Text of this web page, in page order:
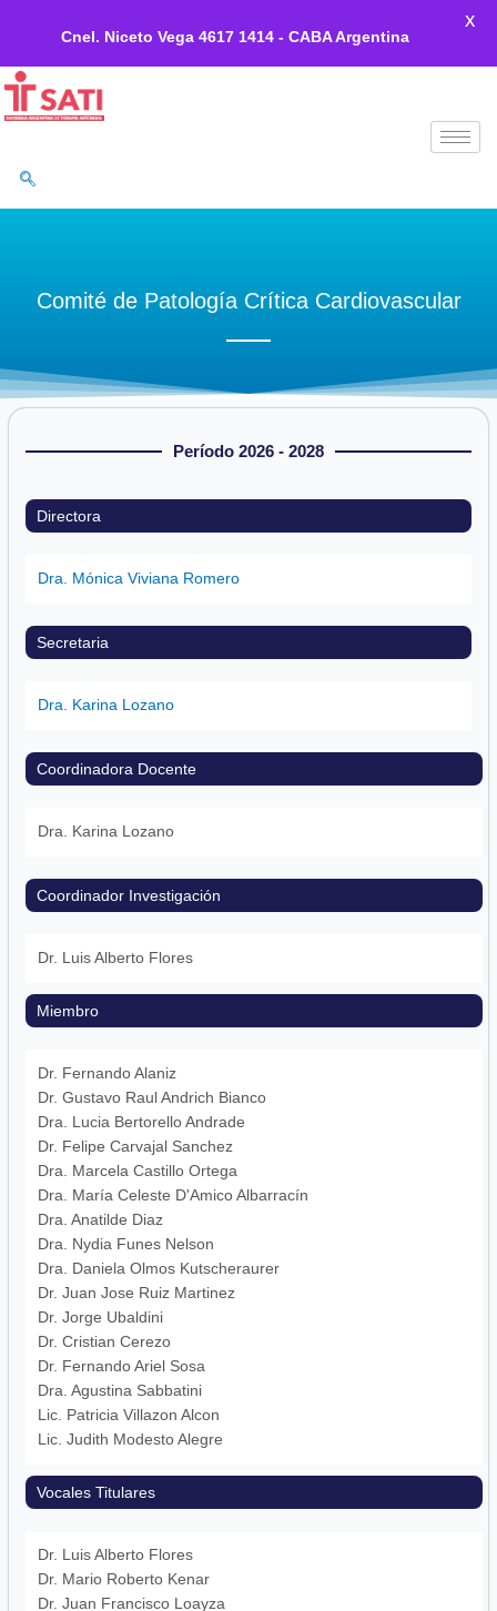
contenido
Comité de Patología Crítica Cardiovascular
Período 2026 - 2028
Directora
Dra. Mónica Viviana Romero
Secretaria
Dra. Karina Lozano
Coordinadora Docente
Dra. Karina Lozano
Coordinador Investigación
Dr. Luis Alberto Flores
Miembro
Dr. Fernando Alaniz
Dr. Gustavo Raul Andrich Bianco
Dra. Lucia Bertorello Andrade
Dr. Felipe Carvajal Sanchez
Dra. Marcela Castillo Ortega
Dra. María Celeste D'Amico Albarracín
Dra. Anatilde Diaz
Dra. Nydia Funes Nelson
Dra. Daniela Olmos Kutscheraurer
Dr. Juan Jose Ruiz Martinez
Dr. Jorge Ubaldini
Dr. Cristian Cerezo
Dr. Fernando Ariel Sosa
Dra. Agustina Sabbatini
Lic. Patricia Villazon Alcon
Lic. Judith Modesto Alegre
Vocales Titulares
Dr. Luis Alberto Flores
Dr. Mario Roberto Kenar
Dr. Juan Francisco Loayza
Cnel. Niceto Vega 4617 1414 - CABA Argentina
X